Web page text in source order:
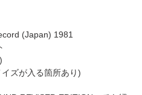
(Japan) 1981
ズが入る箇所あり)